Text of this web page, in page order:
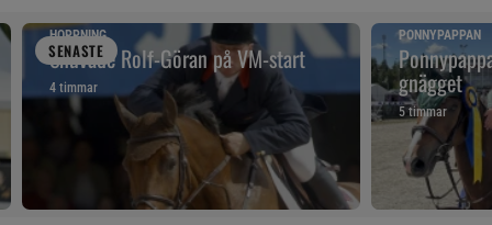
SENASTE
HOPPNING
Snuvade Rolf-Göran på VM-start
4 timmar
PONNYPAPPAN
gnägget
5 timmar